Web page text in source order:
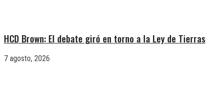
HCD Brown: El debate giró en torno a la Ley de Tierras
7 agosto, 2026